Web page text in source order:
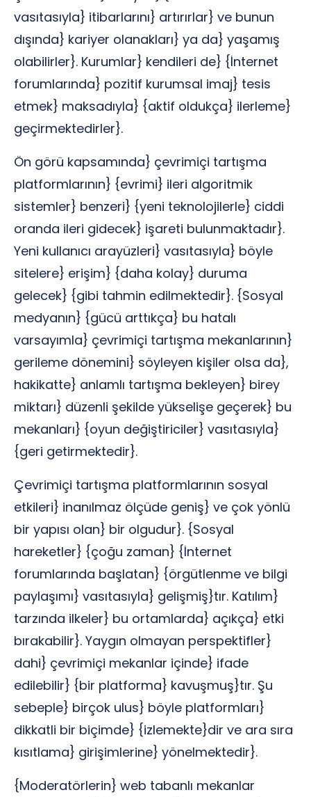
vasıtasıyla} itibarlarını} artırırlar} ve bunun
dışında} kariyer olanakları} ya da} yaşamış
olabilirler}. Kurumlar} kendileri de} {İnternet
forumlarında} pozitif kurumsal imaj} tesis
etmek} maksadıyla} {aktif oldukça} ilerleme}
geçirmektedirler}.
Ön görü kapsamında} çevrimiçi tartışma
platformlarının} {evrimi} ileri algoritmik
sistemler} benzeri} {yeni teknolojilerle} ciddi
oranda ileri gidecek} işareti bulunmaktadır}.
Yeni kullanıcı arayüzleri} vasıtasıyla} böyle
sitelere} erişim} {daha kolay} duruma
gelecek} {gibi tahmin edilmektedir}. {Sosyal
medyanın} {gücü arttıkça} bu hatalı
varsayımla} çevrimiçi tartışma mekanlarının}
gerileme dönemini} söyleyen kişiler olsa da},
hakikatte} anlamlı tartışma bekleyen} birey
miktarı} düzenli şekilde yükselişe geçerek} bu
mekanları} {oyun değiştiriciler} vasıtasıyla}
{geri getirmektedir}.
Çevrimiçi tartışma platformlarının sosyal
etkileri} inanılmaz ölçüde geniş} ve çok yönlü
bir yapısı olan} bir olgudur}. {Sosyal
hareketler} {çoğu zaman} {İnternet
forumlarında başlatan} {örgütlenme ve bilgi
paylaşımı} vasıtasıyla} gelişmiş}tır. Katılım}
tarzında ilkeler} bu ortamlarda} açıkça} etki
bırakabilir}. Yaygın olmayan perspektifler}
dahi} çevrimiçi mekanlar içinde} ifade
edilebilir} {bir platforma} kavuşmuş}tır. Şu
sebeple} birçok ulus} böyle platformları}
dikkatli bir biçimde} {izlemekte}dir ve ara sıra
kısıtlama} girişimlerine} yönelmektedir}.
{Moderatörlerin} web tabanlı mekanlar